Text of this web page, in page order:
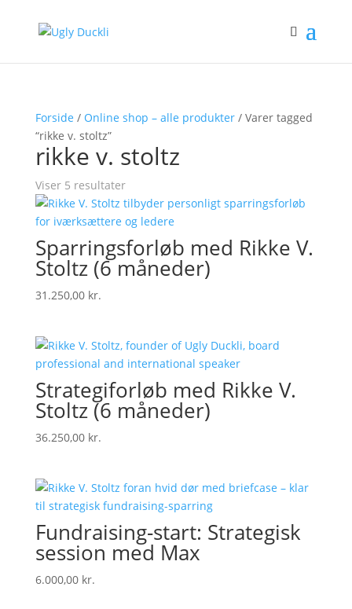
Forside / Online shop – alle produkter/ Varer tagged
“rikke v. stoltz”
rikke v. stoltz
Viser 5 resultater
Sparringsforløb med Rikke V.
Stoltz (6 måneder)
31.250,00 kr.
Strategiforløb med Rikke V.
Stoltz (6 måneder)
36.250,00 kr.
Fundraising-start: Strategisk
session med Max
6.000,00 kr.